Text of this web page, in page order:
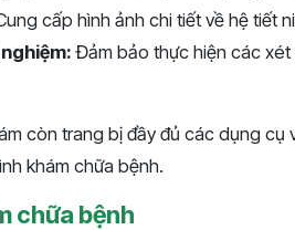
cấp hình ảnh chi tiết về hệ tiết
Đảm bảo thực hiện các
còn trang bị đầy đủ các dụng cụ
khám chữa bệnh.
chữa bệnh